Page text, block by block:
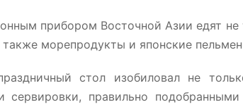
прибором Восточной Азии едят
морепродукты и японские
стол изобиловал не
сервировки, правильно